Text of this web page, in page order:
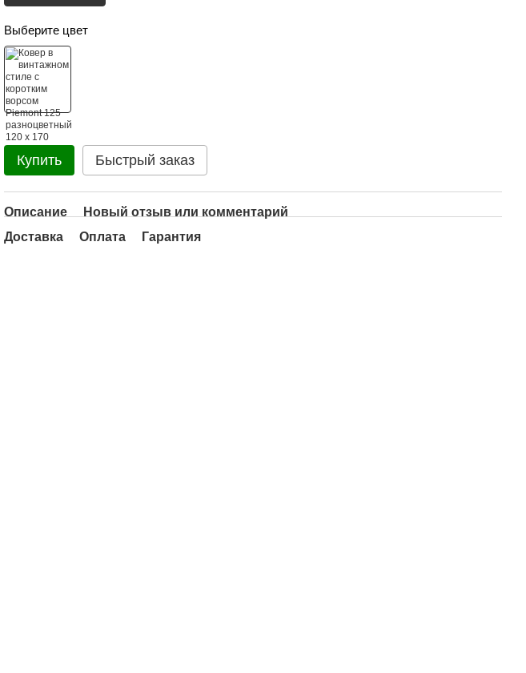
Выберите цвет
Купить Быстрый заказ
Описание
Новый отзыв или комментарий
Доставка
Оплата Гарантия